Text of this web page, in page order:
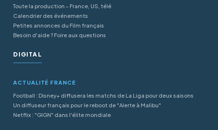
Toute la production - France, US, télé
Calendrier des événements
Petites annonces du Film français
Besoin d'aide ? Foire aux questions
DIGITAL
ACTUALITÉ FRANCE
Football : Disney+ diffusera les matchs de La Liga pour deux saisons
Un diffuseur français pour le reboot de "Alerte à Malibu"
Netflix : "GIGN" dans l'élite mondiale